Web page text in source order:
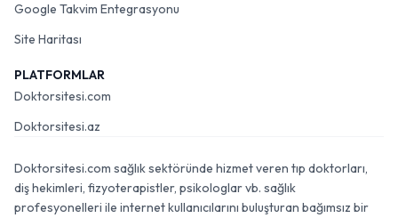
Google Takvim Entegrasyonu
Site Haritası
PLATFORMLAR
Doktorsitesi.com
Doktorsitesi.az
Doktorsitesi.com sağlık sektöründe hizmet veren tıp doktorları,
diş hekimleri, fizyoterapistler, psikologlar vb. sağlık
profesyonelleri ile internet kullanıcılarını buluşturan bağımsız bir